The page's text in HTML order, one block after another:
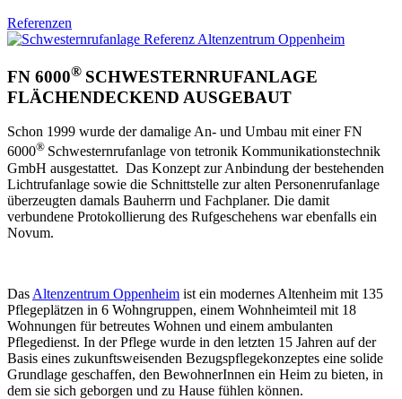
Referenzen
FN 6000® SCHWESTERNRUFANLAGE
FLÄCHENDECKEND AUSGEBAUT
Schon 1999 wurde der damalige An- und Umbau mit einer FN
6000® Schwesternrufanlage von tetronik Kommunikationstechnik
GmbH ausgestattet. Das Konzept zur Anbindung der bestehenden
Lichtrufanlage sowie die Schnittstelle zur alten Personenrufanlage
überzeugten damals Bauherrn und Fachplaner. Die damit
verbundene Protokollierung des Rufgeschehens war ebenfalls ein
Novum.
Das Altenzentrum Oppenheim ist ein modernes Altenheim mit 135
Pflegeplätzen in 6 Wohngruppen, einem Wohnheimteil mit 18
Wohnungen für betreutes Wohnen und einem ambulanten
Pflegedienst. In der Pflege wurde in den letzten 15 Jahren auf der
Basis eines zukunftsweisenden Bezugspflegekonzeptes eine solide
Grundlage geschaffen, den BewohnerInnen ein Heim zu bieten, in
dem sie sich geborgen und zu Hause fühlen können.